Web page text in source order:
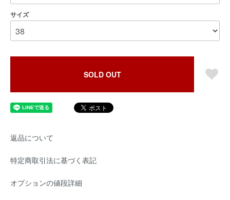
サイズ
SOLD OUT
返品について
特定商取引法に基づく表記
オプションの値段詳細